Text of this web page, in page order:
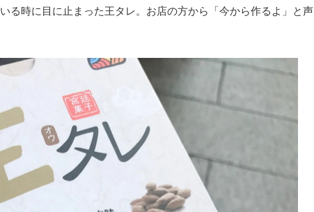
る時に目に止まった王タレ。お店の方から「今から作るよ」と声